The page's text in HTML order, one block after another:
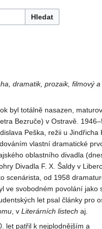
Hledat
dramatik, prozaik, filmový
byl totálně nasazen,
Bezruče) v Ostravě.
Peška, režii u Jindřicha
vlastní dramatické
oblastního divadla
Divadla F. X. Šaldy v
scenárista, od 1958
ve svobodném povolání jako
let psal články pro
, v Literárních listech aj.
let patřil k nejplodnějším a